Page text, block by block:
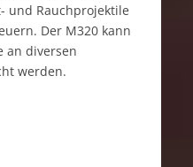
und Rauchprojektile
Der M320 kann
an diversen
werden.